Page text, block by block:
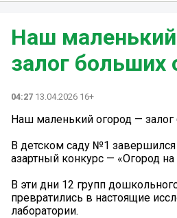
Наш
залог больших
04:27 13.04.2026 16+
Наш маленький огород —
В детском саду №1
азартный конкурс — «Огород
В эти дни 12 групп
превратились в настоящие
лаборатории.